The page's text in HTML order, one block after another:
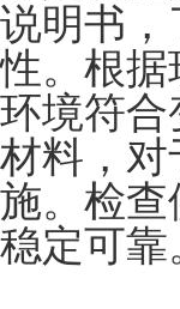
说明书
性。根
环境符
材料，
施。检
稳定可靠